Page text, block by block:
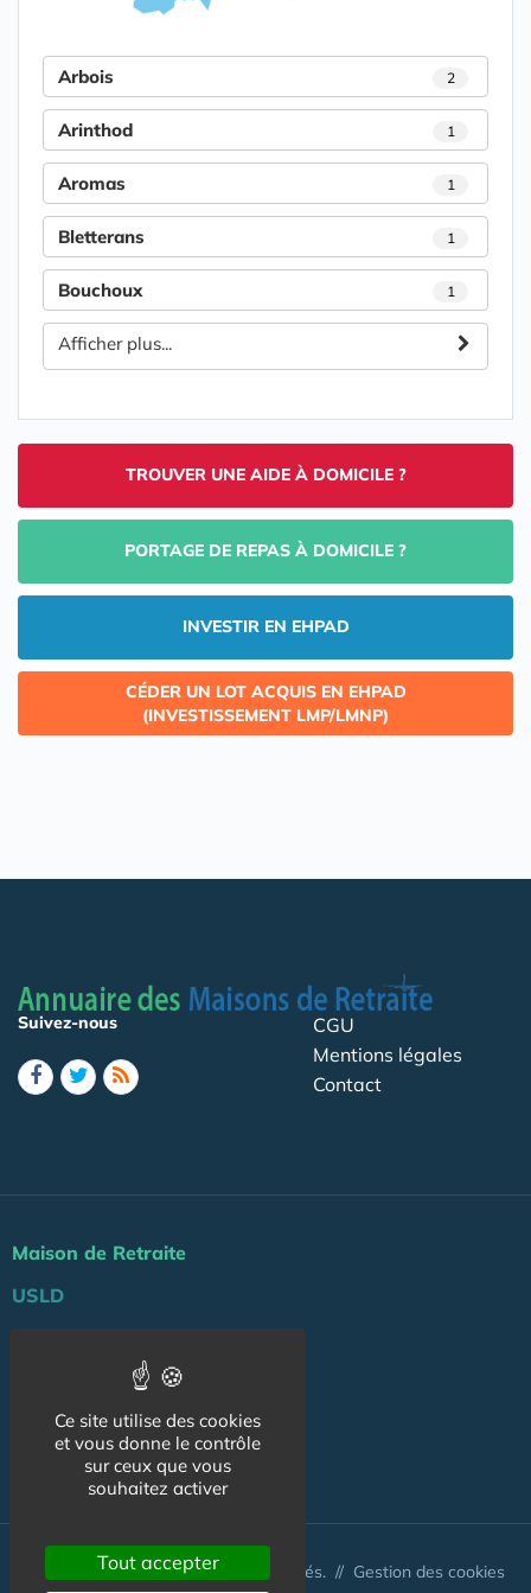
Arbois 2
Arinthod 1
Aromas 1
Bletterans 1
Bouchoux 1
Afficher plus...
TROUVER UNE AIDE À DOMICILE ?
PORTAGE DE REPAS À DOMICILE ?
INVESTIR EN EHPAD
CÉDER UN LOT ACQUIS EN EHPAD
(INVESTISSEMENT LMP/LMNP)
Suivez-nous
CGU
Mentions légales
Contact
Maison de Retraite
USLD
Professionnels
NOS AUTRES SITES :
© Australis 2026 - Tous droits réservés. // Gestion des cookies
Ce site utilise des cookies
et vous donne le contrôle
sur ceux que vous
souhaitez activer
Tout accepter